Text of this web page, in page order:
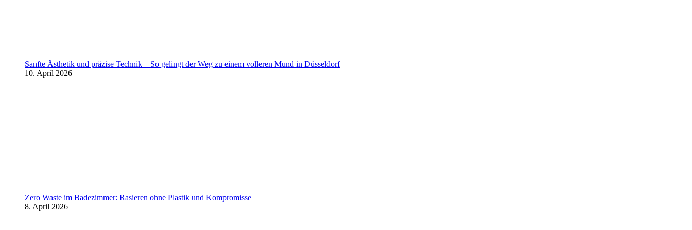
Sanfte Ästhetik und präzise Technik – So gelingt der Weg zu einem volleren Mund in Düsseldorf
10. April 2026
Zero Waste im Badezimmer: Rasieren ohne Plastik und Kompromisse
8. April 2026